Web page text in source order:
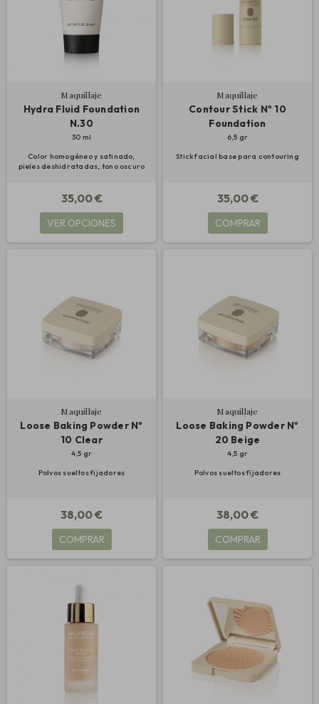
Maquillaje
Hydra Fluid Foundation
N.30
30 ml
Color homogéneo y satinado,
pieles deshidratadas, tono oscuro
35,00 €
VER OPCIONES
Maquillaje
Contour Stick Nº 10
Foundation
6,5 gr
Stick facial base para contouring
35,00 €
COMPRAR
Maquillaje
Loose Baking Powder Nº
10 Clear
4,5 gr
Polvos sueltos fijadores
38,00 €
COMPRAR
Maquillaje
Loose Baking Powder Nº
20 Beige
4,5 gr
Polvos sueltos fijadores
38,00 €
COMPRAR